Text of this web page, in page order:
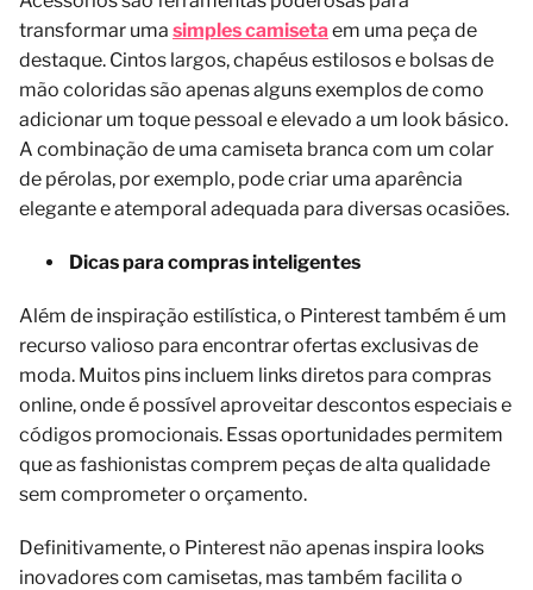
transformar uma simples camiseta em uma peça de
destaque. Cintos largos, chapéus estilosos e bolsas de
mão coloridas são apenas alguns exemplos de como
adicionar um toque pessoal e elevado a um look básico.
A combinação de uma camiseta branca com um colar
de pérolas, por exemplo, pode criar uma aparência
elegante e atemporal adequada para diversas ocasiões.
Dicas para compras inteligentes
Além de inspiração estilística, o Pinterest também é um
recurso valioso para encontrar ofertas exclusivas de
moda. Muitos pins incluem links diretos para compras
online, onde é possível aproveitar descontos especiais e
códigos promocionais. Essas oportunidades permitem
que as fashionistas comprem peças de alta qualidade
sem comprometer o orçamento.
Definitivamente, o Pinterest não apenas inspira looks
inovadores com camisetas, mas também facilita o